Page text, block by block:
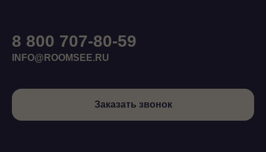
8 800 707-80-59
INFO@ROOMSEE.RU
Заказать звонок